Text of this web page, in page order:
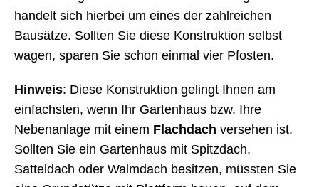
handelt sich hierbei um eines der zahlreichen
Bausätze. Sollten Sie diese Konstruktion selbst
wagen, sparen Sie schon einmal vier Pfosten.
Hinweis: Diese Konstruktion gelingt Ihnen am
einfachsten, wenn Ihr Gartenhaus bzw. Ihre
Nebenanlage mit einem Flachdach versehen ist.
Sollten Sie ein Gartenhaus mit Spitzdach,
Satteldach oder Walmdach besitzen, müssten Sie